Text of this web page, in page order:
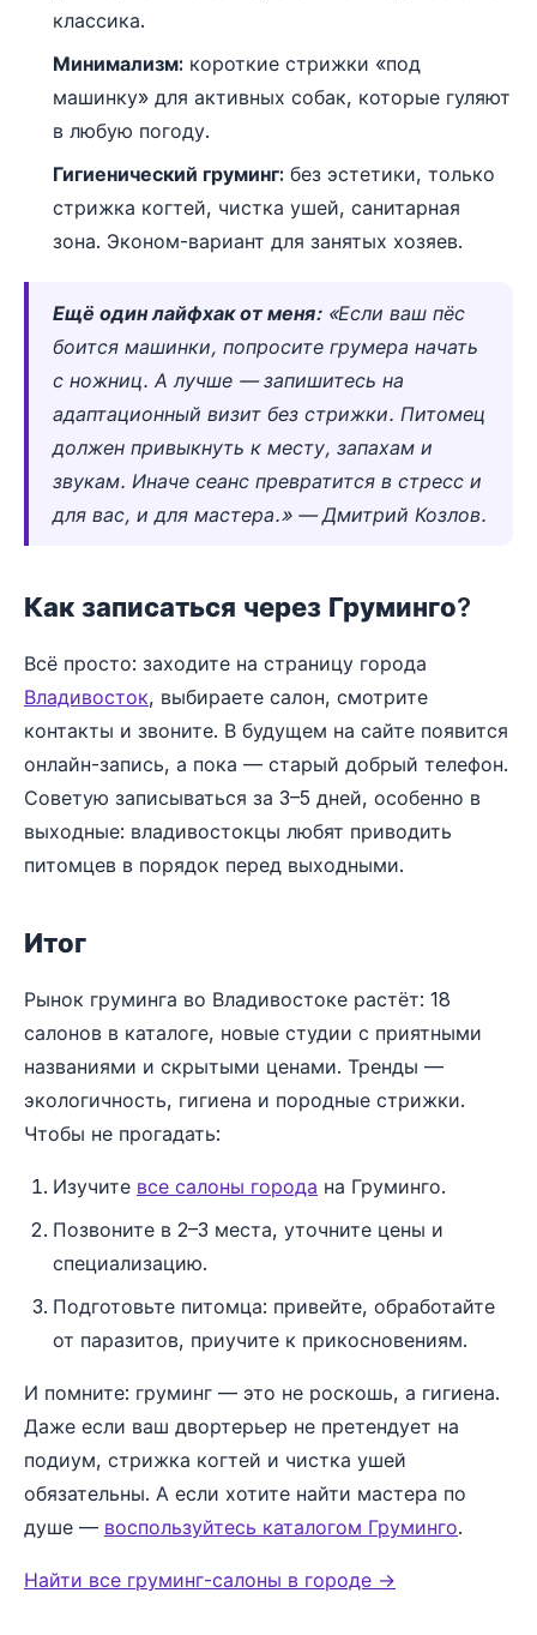
классика.
Минимализм: короткие стрижки «под
машинку» для активных собак, которые гуляют
в любую погоду.
Гигиенический груминг: без эстетики, только
стрижка когтей, чистка ушей, санитарная
зона. Эконом-вариант для занятых хозяев.
Ещё один лайфхак от меня:«Если ваш пёс
боится машинки, попросите грумера начать
с ножниц. А лучше — запишитесь на
адаптационный визит без стрижки. Питомец
должен привыкнуть к месту, запахам и
звукам. Иначе сеанс превратится в стресс и
для вас, и для мастера.» — Дмитрий Козлов.
Как записаться через Груминго?
Всё просто: заходите на страницу города
Владивосток, выбираете салон, смотрите
контакты и звоните. В будущем на сайте появится
онлайн-запись, а пока — старый добрый телефон.
Советую записываться за 3–5 дней, особенно в
выходные: владивостокцы любят приводить
питомцев в порядок перед выходными.
Итог
Рынок груминга во Владивостоке растёт: 18
салонов в каталоге, новые студии с приятными
названиями и скрытыми ценами. Тренды —
экологичность, гигиена и породные стрижки.
Чтобы не прогадать:
Изучите все салоны города на Груминго.
Позвоните в 2–3 места, уточните цены и
специализацию.
Подготовьте питомца: привейте, обработайте
от паразитов, приучите к прикосновениям.
И помните: груминг — это не роскошь, а гигиена.
Даже если ваш двортерьер не претендует на
подиум, стрижка когтей и чистка ушей
обязательны. А если хотите найти мастера по
душе — воспользуйтесь каталогом Груминго.
Найти все груминг-салоны в городе →